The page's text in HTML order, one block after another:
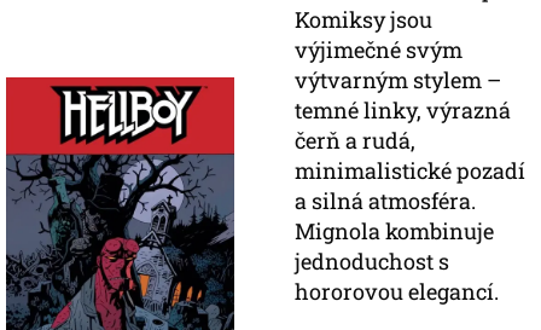
Komiksy jsou
výjimečné svým
výtvarným stylem –
temné linky, výrazná
čerň a rudá,
minimalistické pozadí
a silná atmosféra.
Mignola kombinuje
jednoduchost s
hororovou elegancí.